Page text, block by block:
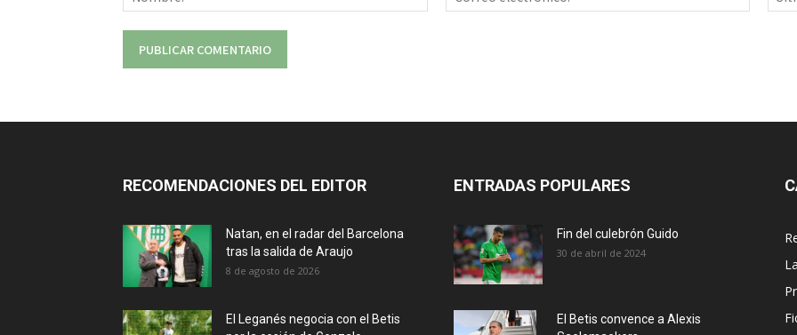
RECOMENDACIONES DEL EDITOR
Natan, en el radar del Barcelona
tras la salida de Araujo
8 de agosto de 2026
El Leganés negocia con el Betis
ENTRADAS POPULARES
Fin del culebrón Guido
30 de abril de 2024
El Betis convence a Alexis